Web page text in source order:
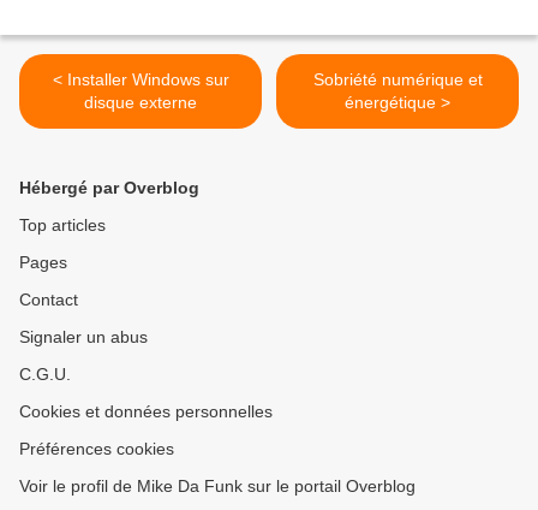
< Installer Windows sur
disque externe
Sobriété numérique et
énergétique >
Hébergé par Overblog
Top articles
Pages
Contact
Signaler un abus
C.G.U.
Cookies et données personnelles
Préférences cookies
Voir le profil de Mike Da Funk sur le portail Overblog